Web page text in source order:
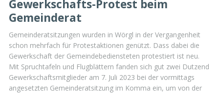
Gewerkschafts-Protest beim
Gemeinderat
Gemeinderatsitzungen wurden in Wörgl in der Vergangenheit
schon mehrfach für Protestaktionen genützt. Dass dabei die
Gewerkschaft der Gemeindebediensteten protestiert ist neu.
Mit Spruchtafeln und Flugblättern fanden sich gut zwei Dutzend
Gewerkschaftsmitglieder am 7. Juli 2023 bei der vormittags
angesetzten Gemeinderatsitzung im Komma ein, um von der